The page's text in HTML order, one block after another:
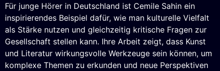
Für junge Hörer in Deutschland ist Cemile Sahin ein
inspirierendes Beispiel dafür, wie man kulturelle Vielfalt
als Stärke nutzen und gleichzeitig kritische Fragen zur
Gesellschaft stellen kann. Ihre Arbeit zeigt, dass Kunst
und Literatur wirkungsvolle Werkzeuge sein können, um
komplexe Themen zu erkunden und neue Perspektiven